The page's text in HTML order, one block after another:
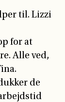
til. Lizzi
for at
Alle ved,
de